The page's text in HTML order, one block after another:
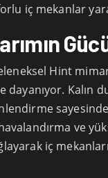
iç mekanlar
Hint
dayanıyor. Kalın
sayesinde
ve
iç